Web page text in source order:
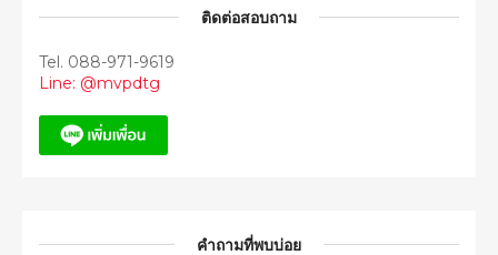
ติดต่อสอบถาม
Tel. 088-971-9619
Line: @mvpdtg
คำถามที่พบบ่อย